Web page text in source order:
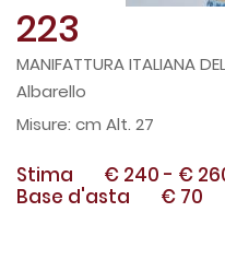
223
MANIFATTURA ITALIANA
Albarello
cm Alt. 27
Stima € 240 - €
Base d'asta
€ 70